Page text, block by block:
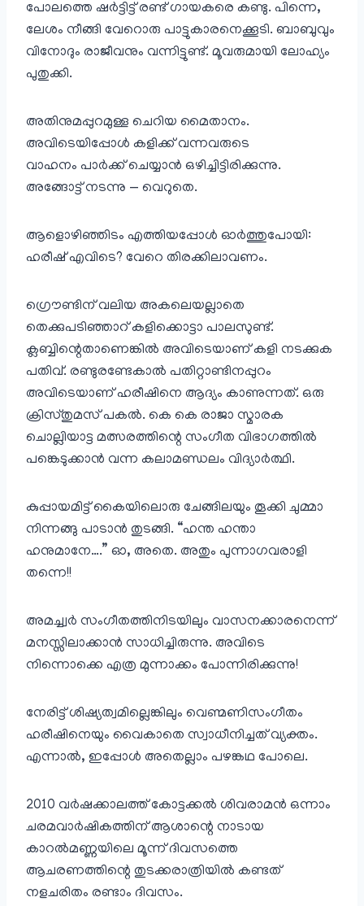
പോലത്തെ ഷർട്ടിട്ട് രണ്ട് ഗായകരെ കണ്ടു. പിന്നെ,
ലേശം നീങ്ങി വേറൊരു പാട്ടുകാരനെക്കൂടി. ബാബുവും
വിനോദും രാജീവനും വന്നിട്ടുണ്ട്. മൂവരുമായി ലോഹ്യം
പുതുക്കി.
അതിനുമപ്പുറമുള്ള ചെറിയ മൈതാനം.
അവിടെയിപ്പോൾ കളിക്ക് വന്നവരുടെ
വാഹനം പാർക്ക് ചെയ്യാൻ ഒഴിച്ചിട്ടിരിക്കുന്നു.
അങ്ങോട്ട്‌ നടന്നു — വെറുതെ.
ആളൊഴിഞ്ഞിടം എത്തിയപ്പോൾ ഓർത്തുപോയി:
ഹരീഷ് എവിടെ? വേറെ തിരക്കിലാവണം.
ഗ്രൌണ്ടിന് വലിയ അകലെയല്ലാതെ
തെക്കുപടിഞ്ഞാറ് കളിക്കൊട്ടാ പാലസുണ്ട്.
ക്ലബ്ബിന്റെതാണെങ്കിൽ അവിടെയാണ് കളി നടക്കുക
പതിവ്. രണ്ടുരണ്ടേകാൽ പതിറ്റാണ്ടിനപ്പുറം
അവിടെയാണ് ഹരീഷിനെ ആദ്യം കാണുന്നത്. ഒരു
ക്രിസ്തുമസ് പകൽ. കെ കെ രാജാ സ്മാരക
ചൊല്ലിയാട്ട മത്സരത്തിന്റെ സംഗീത വിഭാഗത്തിൽ
പങ്കെടുക്കാൻ വന്ന കലാമണ്ഡലം വിദ്യാർത്ഥി.
കുപ്പായമിട്ട് കൈയിലൊരു ചേങ്ങിലയും തൂക്കി ചുമ്മാ
നിന്നങ്ങു പാടാൻ തുടങ്ങി. “ഹന്ത ഹന്താ
ഹനുമാനേ….” ഓ, അതെ. അതും പുന്നാഗവരാളി
തന്നെ!!
അമച്ച്വർ സംഗീതത്തിനിടയിലും വാസനക്കാരനെന്ന്
മനസ്സിലാക്കാൻ സാധിച്ചിരുന്നു. അവിടെ
നിന്നൊക്കെ എത്ര മുന്നാക്കം പോന്നിരിക്കുന്നു!
നേരിട്ട് ശിഷ്യത്വമില്ലെങ്കിലും വെണ്മണിസംഗീതം
ഹരീഷിനെയും വൈകാതെ സ്വാധീനിച്ചത് വ്യക്തം.
എന്നാൽ, ഇപ്പോൾ അതെല്ലാം പഴങ്കഥ പോലെ.
2010 വർഷക്കാലത്ത് കോട്ടക്കൽ ശിവരാമൻ ഒന്നാം
ചരമവാർഷികത്തിന് ആശാന്റെ നാടായ
കാറൽമണ്ണയിലെ മൂന്ന് ദിവസത്തെ
ആചരണത്തിന്റെ തുടക്കരാത്രിയിൽ കണ്ടത്
നളചരിതം രണ്ടാം ദിവസം.